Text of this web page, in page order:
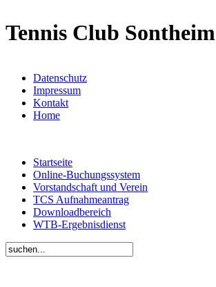
Tennis Club
Datenschutz
Impressum
Kontakt
Home
Startseite
Online-Buchungssystem
Vorstandschaft und Verein
TCS Aufnahmeantrag
Downloadbereich
WTB-Ergebnisdienst